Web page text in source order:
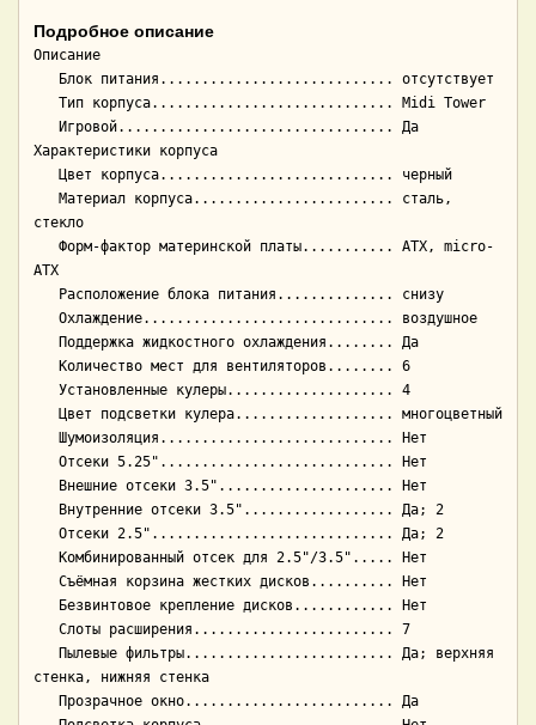
Подробное описание
Описание
Характеристики корпуса
стекло
ATX
стенка, нижняя стенка